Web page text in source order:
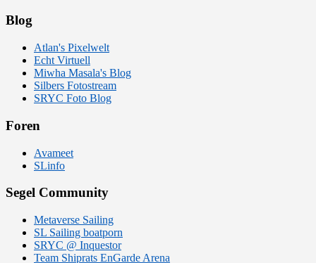
Blog
Atlan's Pixelwelt
Echt Virtuell
Miwha Masala's Blog
Silbers Fotostream
SRYC Foto Blog
Foren
Avameet
SLinfo
Segel Community
Metaverse Sailing
SL Sailing boatporn
SRYC @ Inquestor
Team Shiprats EnGarde Arena